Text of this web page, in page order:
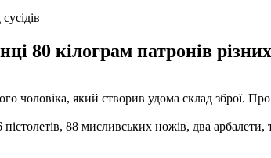
80 кілограм патронів
чоловіка, який створив удома склад зброї.
88 мисливських ножів, два